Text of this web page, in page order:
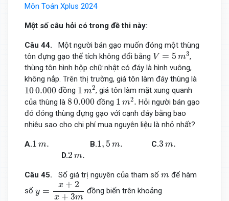
Môn Toán Xplus 2024
Một số câu hỏi có trong đề thi này:
Câu 44. Một người bán gạo muốn đóng một thùng
tôn đựng gạo thể tích không đổi bằng V = 5 m3
V= 5m3
,
thùng tôn hình hộp chữ nhật có đáy là hình vuông,
không nắp. Trên thị trường, giá tôn làm đáy thùng là
100.000
100.000đồng 1 m2
1m 2
, giá tôn làm mặt xung quanh
của thùng là 80.000
80.000đồng 1 m2.
1 2
Hỏi người bán gạo
đó đóng thùng đựng gạo với cạnh đáy bằng bao
nhiêu sao cho chi phí mua nguyên liệu là nhỏ nhất?
A.1 m.
1 m. B.1, 5 m.
1 5m. C.3 m.
3m.
D.2 m.
2m.
Câu 45. Số giá trị nguyên của tham số m
m để hàm
số y =
x + 2
x + 3m
y =x+ x+3m
đồng biến trên khoảng